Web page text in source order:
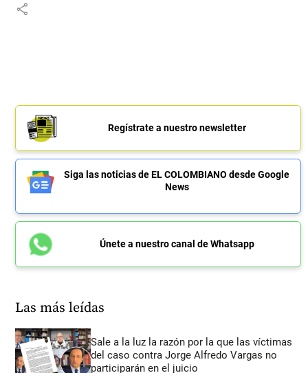
share
Regístrate a nuestro newsletter
Siga las noticias de EL COLOMBIANO desde Google
News
Únete a nuestro canal de Whatsapp
Las más leídas
Sale a la luz la razón por la que las víctimas
del caso contra Jorge Alfredo Vargas no
participarán en el juicio